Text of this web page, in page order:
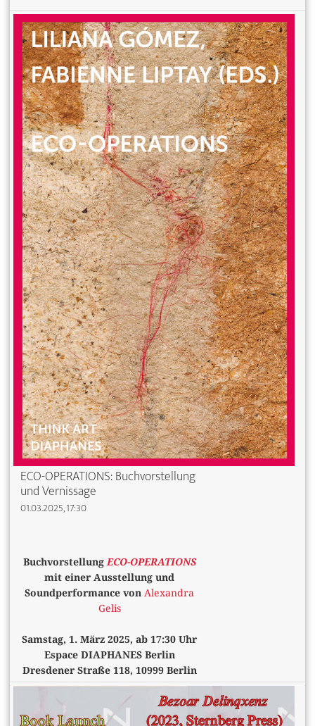
ECO-OPERATIONS: Buchvorstellung
und Vernissage
01.03.2025, 17:30
Buchvorstellung ECO-OPERATIONS
mit einer Ausstellung und
Soundperformance von Alexandra
Gelis
Samstag, 1. März 2025, ab 17:30 Uhr
Espace DIAPHANES Berlin
Dresdener Straße 118, 10999 Berlin